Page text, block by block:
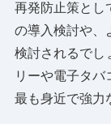
再発防止策とし
の導入検討や、
検討されるでし
リーや電子タバ
最も身近で強力